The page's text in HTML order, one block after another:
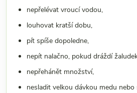
nepřelévat vroucí vodou,
louhovat kratší dobu,
pít spíše dopoledne,
nepít nalačno, pokud dráždí
nepřehánět množství,
nesladit velkou dávkou medu nebo